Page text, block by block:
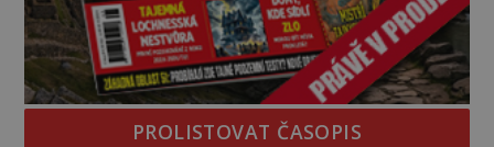
PROLISTOVAT ČASOPIS